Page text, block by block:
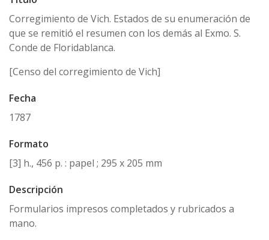
Corregimiento de Vich. Estados de su enumeración de
que se remitió el resumen con los demás al Exmo. S.
Conde de Floridablanca.
[Censo del corregimiento de Vich]
Fecha
1787
Formato
[3] h., 456 p. : papel ; 295 x 205 mm
Descripción
Formularios impresos completados y rubricados a
mano.